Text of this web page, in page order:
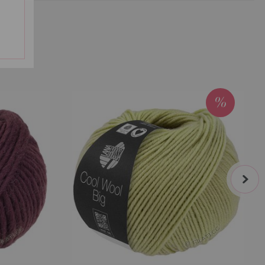
next